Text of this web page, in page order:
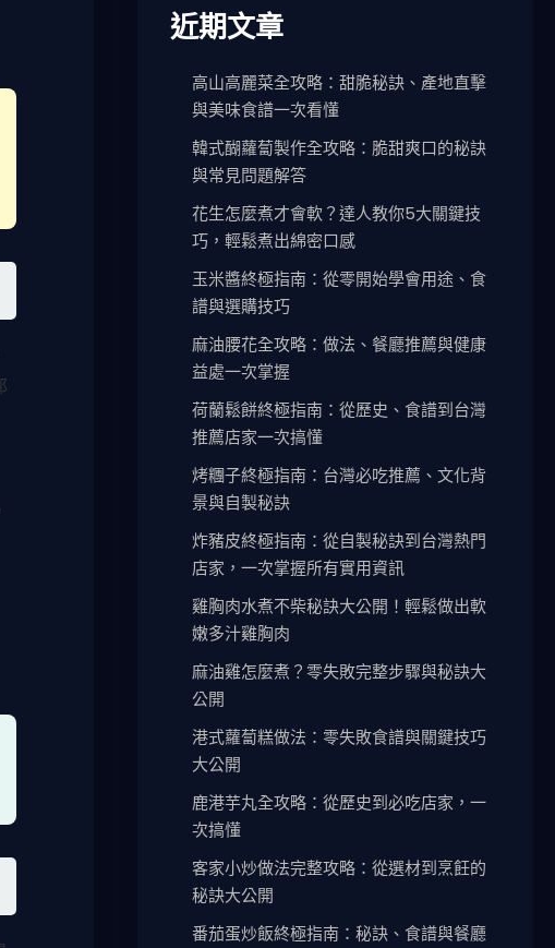
近期文章
高山高麗菜全攻略：甜脆秘訣、產地直擊
與美味食譜一次看懂
韓式醐蘿蔔製作全攻略：脆甜爽口的秘訣
與常見問題解答
花生怎麼煮才會軟？達人教你5大關鍵技
巧，輕鬆煮出綿密口感
玉米醬終極指南：從零開始學會用途、食
譜與選購技巧
麻油腰花全攻略：做法、餐廳推薦與健康
益處一次掌握
荷蘭鬆餅終極指南：從歷史、食譜到台灣
推薦店家一次搞懂
烤糰子終極指南：台灣必吃推薦、文化背
景與自製秘訣
炸豬皮終極指南：從自製秘訣到台灣熱門
店家，一次掌握所有實用資訊
雞胸肉水煮不柴秘訣大公開！輕鬆做出軟
嫩多汁雞胸肉
麻油雞怎麼煮？零失敗完整步驟與秘訣大
公開
港式蘿蔔糕做法：零失敗食譜與關鍵技巧
大公開
鹿港芋丸全攻略：從歷史到必吃店家，一
次搞懂
客家小炒做法完整攻略：從選材到烹飪的
秘訣大公開
番茄蛋炒飯終極指南：秘訣、食譜與餐廳